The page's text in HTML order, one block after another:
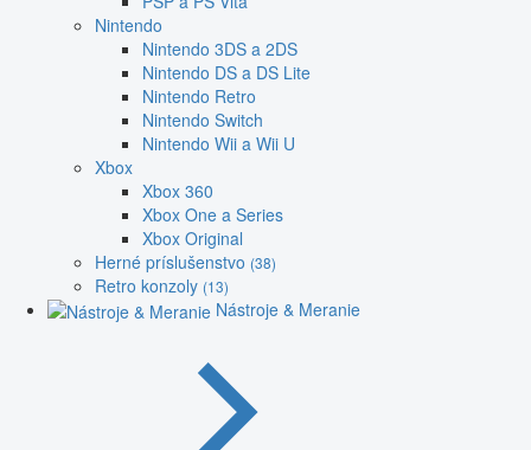
Nintendo
Nintendo 3DS a 2DS
Nintendo DS a DS Lite
Nintendo Retro
Nintendo Switch
Nintendo Wii a Wii U
Xbox
Xbox 360
Xbox One a Series
Xbox Original
Herné príslušenstvo (38)
Retro konzoly (13)
Nástroje & Meranie